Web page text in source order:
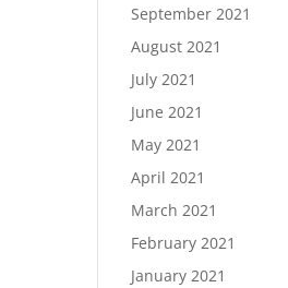
September 2021
August 2021
July 2021
June 2021
May 2021
April 2021
March 2021
February 2021
January 2021